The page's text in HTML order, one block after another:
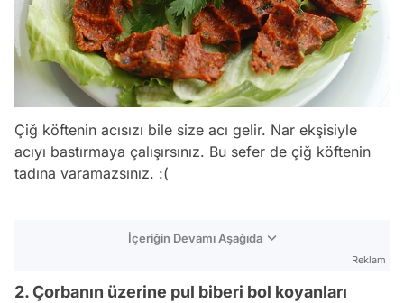
Çiğ köftenin acısızı bile size acı gelir. Nar ekşisiyle
acıyı bastırmaya çalışırsınız. Bu sefer de çiğ köftenin
tadına varamazsınız. :(
İçeriğin Devamı Aşağıda
Reklam
2. Çorbanın üzerine pul biberi bol koyanları